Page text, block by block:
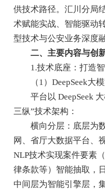
供技术路径。汇川分局
术赋能实战、智能驱动
型技术与公安业务深度
二、主要内容与创
1.技术底座：打造
（1）DeepSeek大
平台以 DeepSeek
三纵”技术架构：
横向分层：底层为
网、省厅大数据平台、
NLP技术实现案件要素
律条款等）智能抽取，
中间层为智能引擎层，